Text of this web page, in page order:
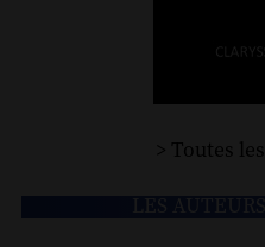
> Toutes